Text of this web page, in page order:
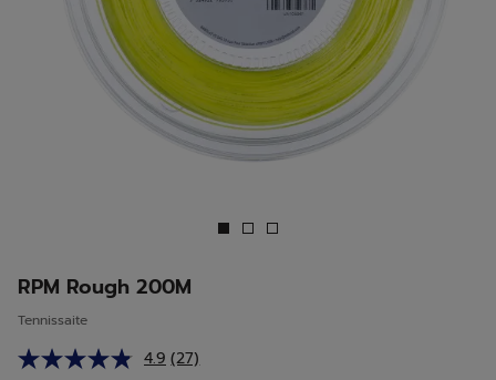
RPM Rough 200M
Tennissaite
4.9 27
(27)